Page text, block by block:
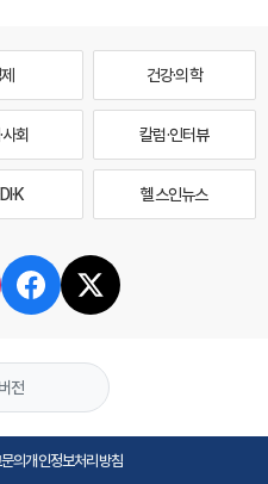
건강·의학
사회 칼럼·인터뷰
헬스인뉴스
전
의개인정보처리방침